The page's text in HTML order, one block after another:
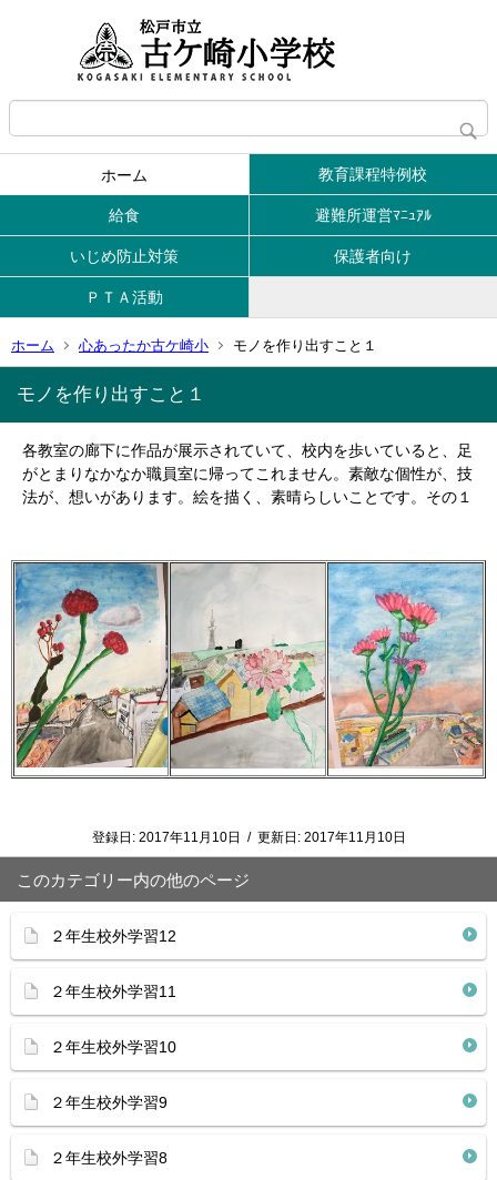
ホーム 教育課程特例校
給食 避難所運営ﾏﾆｭｱﾙ
いじめ防止対策 保護者向け
ＰＴＡ活動
ホーム 心あったか古ケ崎小 モノを作り出すこと１
モノを作り出すこと１
各教室の廊下に作品が展示されていて、校内を歩いていると、足
がとまりなかなか職員室に帰ってこれません。素敵な個性が、技
法が、想いがあります。絵を描く、素晴らしいことです。その１
登録日: 2017年11月10日 / 更新日: 2017年11月10日
このカテゴリー内の他のページ
２年生校外学習12
２年生校外学習11
２年生校外学習10
２年生校外学習9
２年生校外学習8